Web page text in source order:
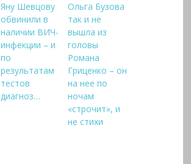
Яну Шевцову
обвинили в
наличии ВИЧ-
инфекции – и
по
результатам
тестов
диагноз…
Ольга Бузова
так и не
вышла из
головы
Романа
Гриценко – он
на нее по
ночам
«строчит», и
не стихи